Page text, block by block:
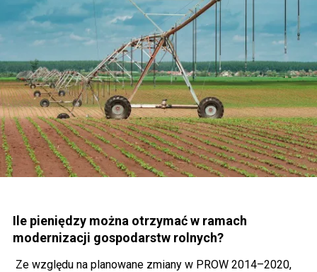
Ile pieniędzy można otrzymać w ramach
modernizacji gospodarstw rolnych?
Ze względu na planowane zmiany w PROW 2014–2020,